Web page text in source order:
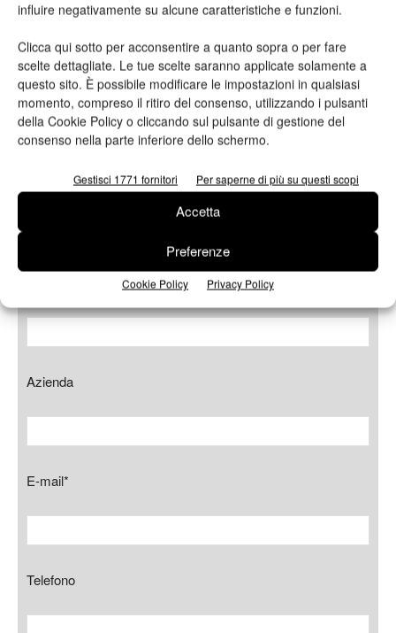
influire negativamente su alcune caratteristiche e funzioni.
Clicca qui sotto per acconsentire a quanto sopra o per fare
scelte dettagliate. Le tue scelte saranno applicate solamente a
questo sito. È possibile modificare le impostazioni in qualsiasi
momento, compreso il ritiro del consenso, utilizzando i pulsanti
della Cookie Policy o cliccando sul pulsante di gestione del
consenso nella parte inferiore dello schermo.
Gestisci 1771 fornitori Per saperne di più su questi scopi
Accetta
Preferenze
Cookie Policy Privacy Policy
Richiedi maggiori
informazioni
Azienda
E-mail*
Telefono